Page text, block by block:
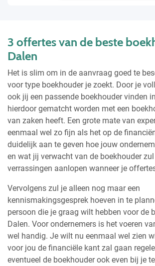
3 offertes van de beste
Dalen
Het is slim om in de aanvraag goed te
voor type boekhouder je zoekt. Door je
ook jij een passende boekhouder vinden
hierdoor gematcht worden met een
van zaken heeft. Een grote mate van
eenmaal wel zo fijn als het op de
duidelijk aan te geven hoe jouw
en wat jij verwacht van de boekhouder
verrassingen aanlopen wanneer je
Vervolgens zul je alleen nog maar een
kennismakingsgesprek hoeven in te
persoon die je graag wilt hebben voor de
Dalen. Voor ondernemers is het voeren
wel handig. Je wilt nu eenmaal wel zien
voor jou de financiële kant zal gaan
eventueel de boekhouder ook even bij je